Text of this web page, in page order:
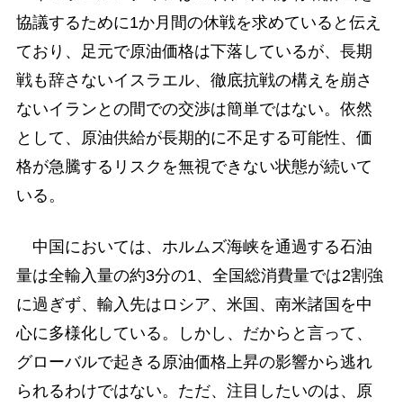
協議するために1か月間の休戦を求めていると伝え
ており、足元で原油価格は下落しているが、長期
戦も辞さないイスラエル、徹底抗戦の構えを崩さ
ないイランとの間での交渉は簡単ではない。依然
として、原油供給が長期的に不足する可能性、価
格が急騰するリスクを無視できない状態が続いて
いる。
中国においては、ホルムズ海峡を通過する石油
量は全輸入量の約3分の1、全国総消費量では2割強
に過ぎず、輸入先はロシア、米国、南米諸国を中
心に多様化している。しかし、だからと言って、
グローバルで起きる原油価格上昇の影響から逃れ
られるわけではない。ただ、注目したいのは、原